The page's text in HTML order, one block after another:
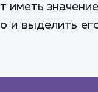
и выделить